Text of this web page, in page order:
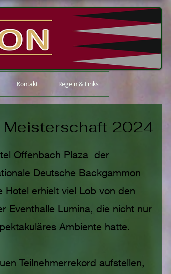
Kontakt Regeln & Links
Meisterschaft 2024
Offenbach Plaza der
Deutsche Backgammon
Hotel erhielt viel Lob von den
Eventhalle Lumina, die nicht nur
Ambiente hatte.
Teilnehmerrekord aufstellen,